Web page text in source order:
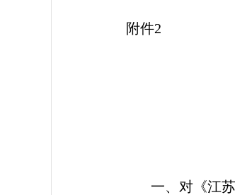
附件2
一、对《江